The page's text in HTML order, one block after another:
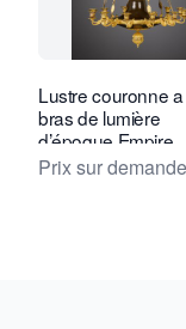
Lustre couronne
bras de lumière
d’époque Empire
Prix sur demande